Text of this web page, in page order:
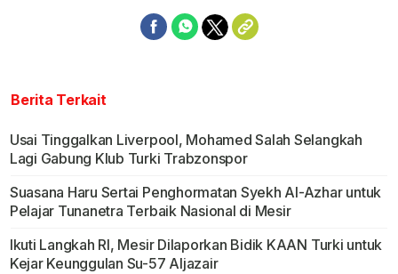
Berita Terkait
Usai Tinggalkan Liverpool, Mohamed Salah Selangkah
Lagi Gabung Klub Turki Trabzonspor
Suasana Haru Sertai Penghormatan Syekh Al-Azhar untuk
Pelajar Tunanetra Terbaik Nasional di Mesir
Ikuti Langkah RI, Mesir Dilaporkan Bidik KAAN Turki untuk
Kejar Keunggulan Su-57 Aljazair